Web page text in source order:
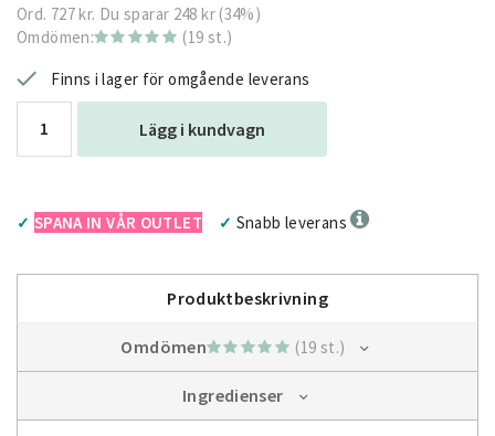
Ord. 727 kr. Du sparar 248 kr(34%)
Omdömen:
(19 st.)
Finns i lager för omgående leverans
Lägg i kundvagn
✓ SPANA IN VÅR OUTLET ✓ Snabb leverans
Produktbeskrivning
Omdömen (19 st.)
Ingredienser